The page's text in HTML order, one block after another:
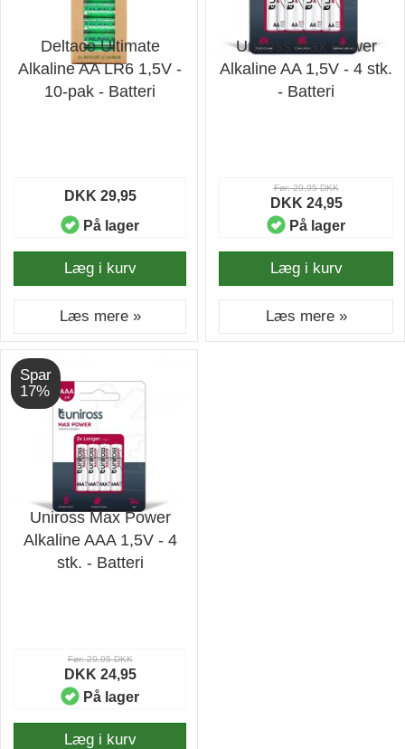
Deltaco Ultimate
Alkaline AA LR6 1,5V -
10-pak - Batteri
DKK 29,95
På lager
Læg i kurv
Læs mere »
Uniross Max Power
Alkaline AA 1,5V - 4 stk.
- Batteri
Før: 29,95 DKK
DKK 24,95
På lager
Læg i kurv
Læs mere »
Spar
17%
Uniross Max Power
Alkaline AAA 1,5V - 4
stk. - Batteri
Før: 29,95 DKK
DKK 24,95
På lager
Læg i kurv